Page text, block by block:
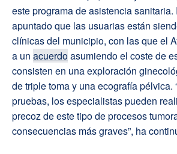
este programa de asistencia
apuntado que las usuarias están
clínicas del municipio, con las que el
a un acuerdoasumiendo el coste de
consisten en una exploración
de triple toma y una ecografía pélvica.
pruebas, los especialistas pueden
precoz de este tipo de procesos
consecuencias más graves”, ha